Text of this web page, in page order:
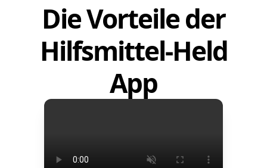
Die Vorteile der
Hilfsmittel-Held
App